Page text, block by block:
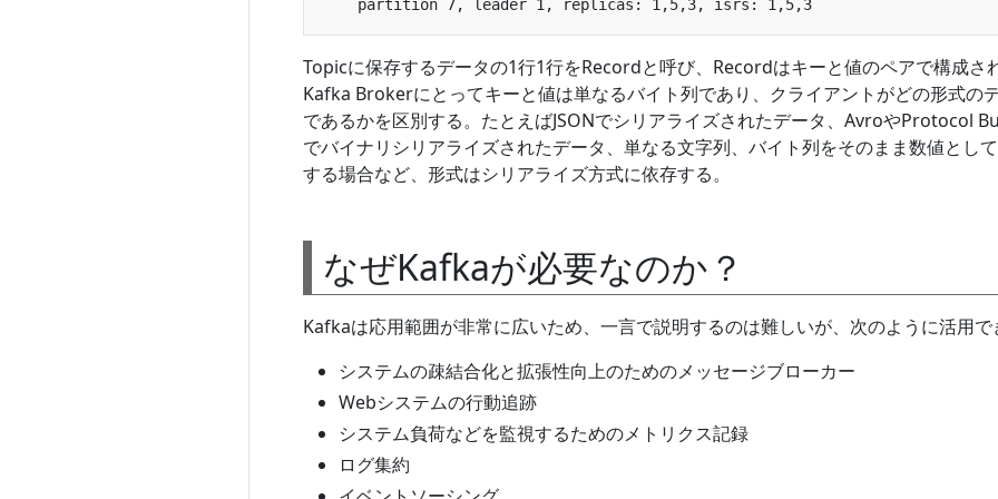
Topicに保存するデータの1行1行をRecordと呼び、Recordはキーと値のペアで構成さ
Kafka Brokerにとってキーと値は単なるバイト列であり、クライアントがどの形式の
であるかを区別する。たとえばJSONでシリアライズされたデータ、AvroやProtocol
でバイナリシリアライズされたデータ、単なる文字列、バイト列をそのまま数値とし
する場合など、形式はシリアライズ方式に依存する。
なぜKafkaが必要なのか？
Kafkaは応用範囲が非常に広いため、一言で説明するのは難しいが、次のように活用で
システムの疎結合化と拡張性向上のためのメッセージブローカー
Webシステムの行動追跡
システム負荷などを監視するためのメトリクス記録
ログ集約